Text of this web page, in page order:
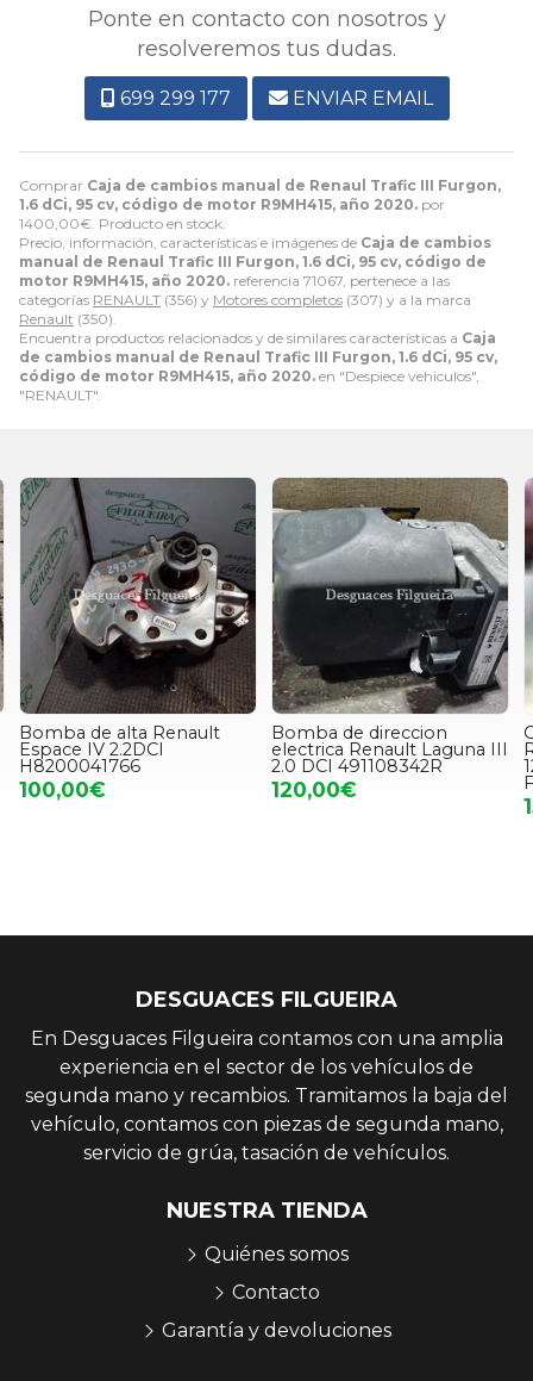
Comprar Caja de cambios manual de Renaul Trafic III Furgon,
1.6 dCi, 95 cv, código de motor R9MH415, año 2020. por
1400,00€ . Producto en stock.
Precio, información, características e imágenes de Caja de cambios
manual de Renaul Trafic III Furgon, 1.6 dCi, 95 cv, código de
motor R9MH415, año 2020. referencia 71067, pertenece a las
categorías RENAULT (356) y Motores completos (307) y a la marca
Renault (350).
Encuentra productos relacionados y de similares características a Caja
de cambios manual de Renaul Trafic III Furgon, 1.6 dCi, 95 cv,
código de motor R9MH415, año 2020. en "Despiece vehiculos",
"RENAULT".
Ponte en contacto con nosotros y
resolveremos tus dudas.
699 299 177 ENVIAR EMAIL
Bomba de alta Renault
Espace IV 2.2DCI
H8200041766
100,00€
Bomba de direccion
electrica Renault Laguna III
2.0 DCI 491108342R
120,00€
DESGUACES FILGUEIRA
En Desguaces Filgueira contamos con una amplia
experiencia en el sector de los vehículos de
segunda mano y recambios. Tramitamos la baja del
vehículo, contamos con piezas de segunda mano,
servicio de grúa, tasación de vehículos.
NUESTRA TIENDA
Quiénes somos
Contacto
Garantía y devoluciones